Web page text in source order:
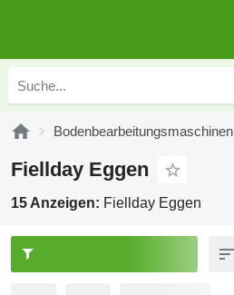
Bodenbearbeitungsmaschinen
Fiellday Eggen
15 Anzeigen: Fiellday Eggen